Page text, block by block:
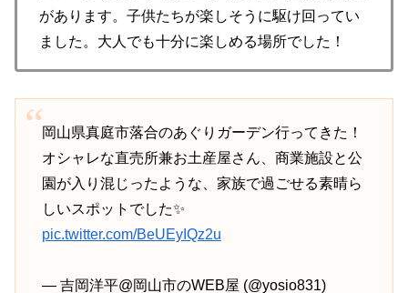
があります。子供たちが楽しそうに駆け回ってい
ました。大人でも十分に楽しめる場所でした！
岡山県真庭市落合のあぐりガーデン行ってきた！
オシャレな直売所兼お土産屋さん、商業施設と公
園が入り混じったような、家族で過ごせる素晴ら
しいスポットでした✨
pic.twitter.com/BeUEyIQz2u
— 吉岡洋平@岡山市のWEB屋 (@yosio831)